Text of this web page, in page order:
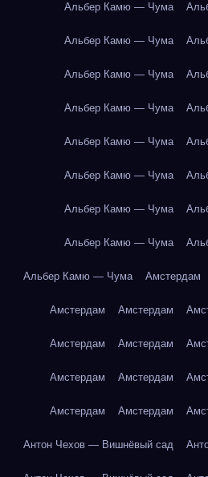
Альбер Камю — Чума
Альбер Камю — Чума
Альбер Камю — Чума
Альбер Камю — Чума
Альбер Камю — Чума
Альбер Камю — Чума
Альбер Камю — Чума
Альбер Камю — Чума
Альбер Камю — Чума Амстердам
Амстердам Амстердам
Амстердам Амстердам
Амстердам Амстердам
Амстердам Амстердам
Антон Чехов — Вишнёвый сад